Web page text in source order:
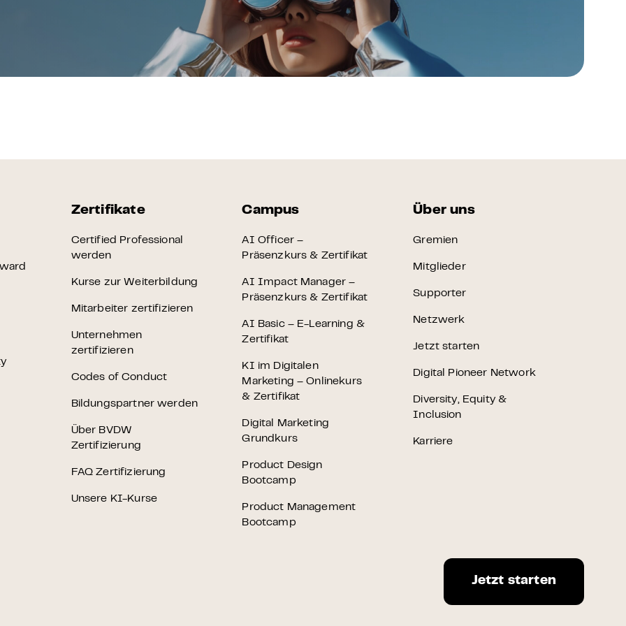
FAQ Zertifizierung
Briefing
– E-Learning
– E-Learning
Zertifikate
Certified Professional
werden
Kurse zur Weiterbildung
Mitarbeiter zertifizieren
Unternehmen
zertifizieren
Codes of Conduct
Bildungspartner werden
Über BVDW
Zertifizierung
FAQ Zertifizierung
Unsere KI-Kurse
Campus
AI Officer –
Präsenzkurs & Zertifikat
AI Impact Manager –
Präsenzkurs & Zertifikat
AI Basic – E-Learning &
Zertifikat
KI im Digitalen
Marketing – Onlinekurs
& Zertifikat
Digital Marketing
Grundkurs
Product Design
Bootcamp
Product Management
Bootcamp
Über uns
Gremien
Mitglieder
Supporter
Netzwerk
Jetzt starten
Digital Pioneer Network
Diversity, Equity &
Inclusion
Karriere
Jetzt starten